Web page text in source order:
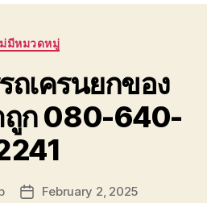
ชลบุรี
ชั่วโมง
0802220366
Categories
มีหมวดหมู่
ถเครนยกของ
ถูก 080-640-
PostFebruary 2, 2025